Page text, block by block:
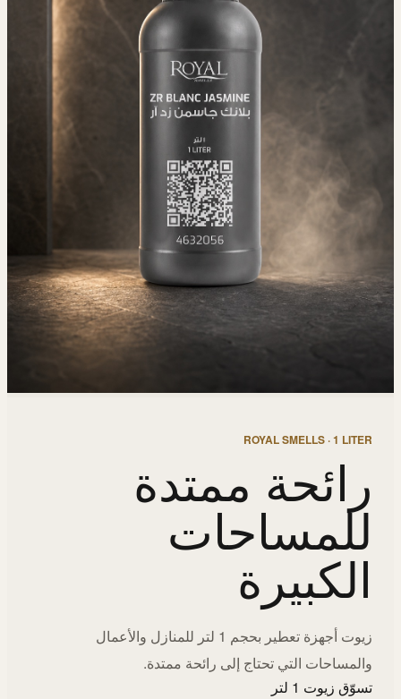
ROYAL SMELLS · 1 LITER
رائحة ممتدة
للمساحات
الكبيرة
زيوت أجهزة تعطير بحجم 1 لتر للمنازل والأعمال
والمساحات التي تحتاج إلى رائحة ممتدة.
تسوّق زيوت 1 لتر